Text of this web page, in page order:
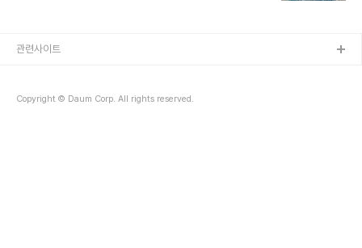
Copyright © Daum Corp. All rights reserved.
관련사이트